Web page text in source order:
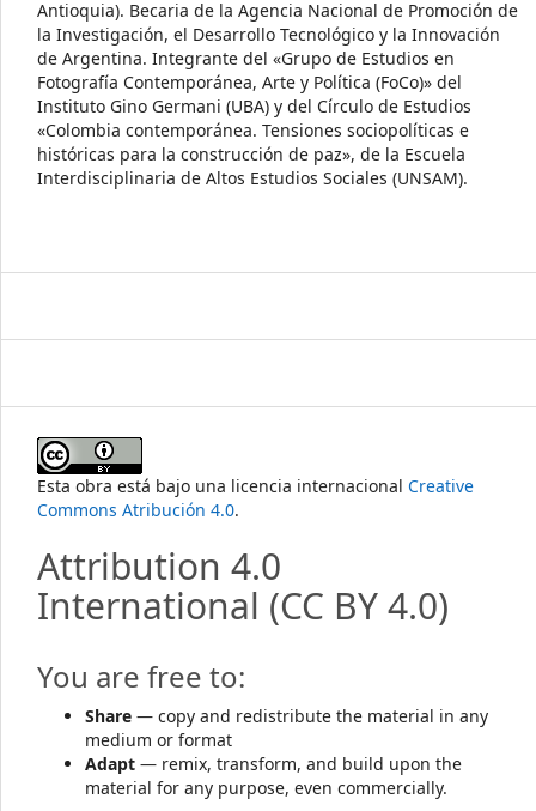
Antioquia). Becaria de la Agencia Nacional de Promoción de
la Investigación, el Desarrollo Tecnológico y la Innovación
de Argentina. Integrante del «Grupo de Estudios en
Fotografía Contemporánea, Arte y Política (FoCo)» del
Instituto Gino Germani (UBA) y del Círculo de Estudios
«Colombia contemporánea. Tensiones sociopolíticas e
históricas para la construcción de paz», de la Escuela
Interdisciplinaria de Altos Estudios Sociales (UNSAM).
Esta obra está bajo una licencia internacional Creative
Commons Atribución 4.0.
Attribution 4.0
International (CC BY 4.0)
You are free to:
Share — copy and redistribute the material in any
medium or format
Adapt — remix, transform, and build upon the
material for any purpose, even commercially.